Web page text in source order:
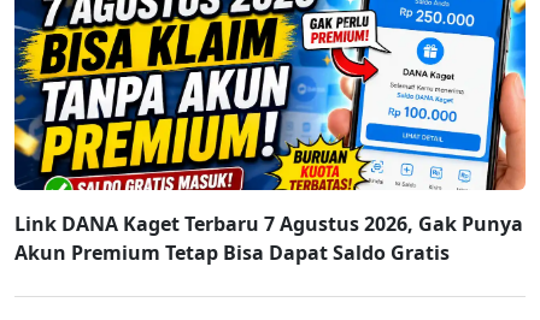
Link DANA Kaget Terbaru 7 Agustus 2026, Gak Punya
Akun Premium Tetap Bisa Dapat Saldo Gratis